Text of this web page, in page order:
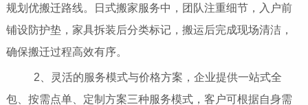
规划优搬迁路线。日式搬家服务中，团队注重细节，入户前
铺设防护垫，家具拆装后分类标记，搬运后完成现场清洁，
确保搬迁过程高效有序。
2、灵活的服务模式与价格方案，企业提供一站式全
包、按需点单、定制方案三种服务模式，客户可根据自身需